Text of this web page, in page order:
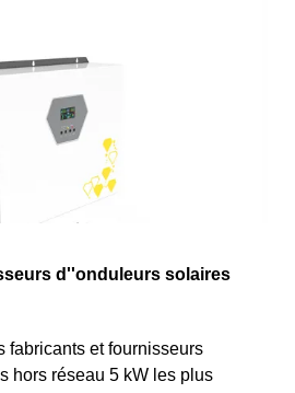
d''onduleurs solaires
fabricants et fournisseurs
hors réseau 5 kW les plus